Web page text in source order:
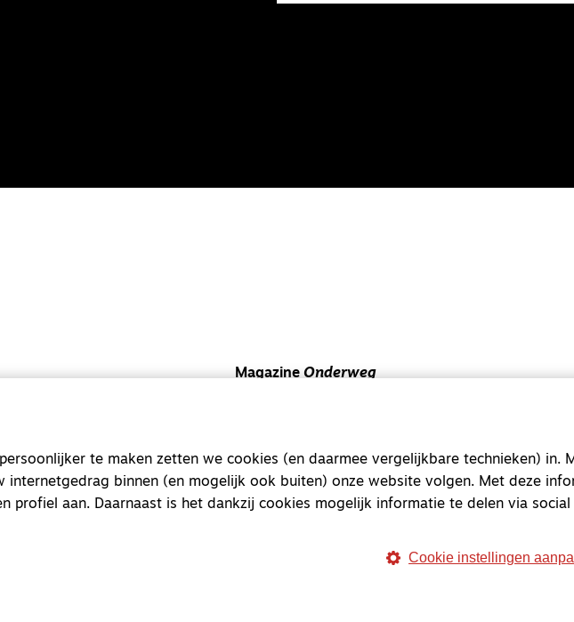
Magazine Onderweg
Magazine
Kvk-nummer 33277063
info@onderwegonline.nl
te maken zetten we cookies (en daarmee vergelijkbare technieken) in.
binnen (en mogelijk ook buiten) onze website volgen. Met deze
profiel aan. Daarnaast is het dankzij cookies mogelijk informatie te delen via social
Cookie instellingen